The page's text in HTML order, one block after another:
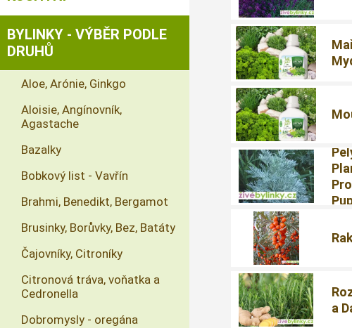
a
BYLINKY - VÝBĚR PODLE
DRUHŮ
Aloe, Arónie, Ginkgo
Aloisie, Angínovník,
Agastache
Bazalky
Bobkový list - Vavřín
Brahmi, Benedikt, Bergamot
Brusinky, Borůvky, Bez, Batáty
Čajovníky, Citroníky
Citronová tráva, voňatka a
Cedronella
Dobromysly - oregána